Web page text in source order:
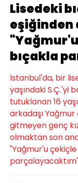
Lisedeki
eşiğinden
bıçakla
İstanbul'da, bir
yaşındaki S.Ç.'yi
tutuklanan 16
arkadaşı Yağmur
gitmeyen genç
olmaktan son
"Yağmur'u